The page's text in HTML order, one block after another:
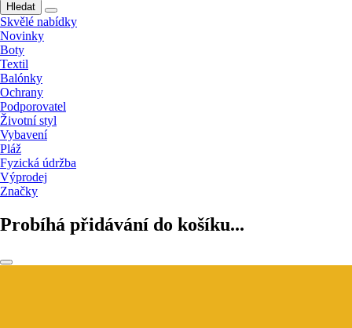
Hledat
Skvělé nabídky
Novinky
Boty
Textil
Balónky
Ochrany
Podporovatel
Životní styl
Vybavení
Pláž
Fyzická údržba
Výprodej
Značky
Probíhá přidávání do košíku...